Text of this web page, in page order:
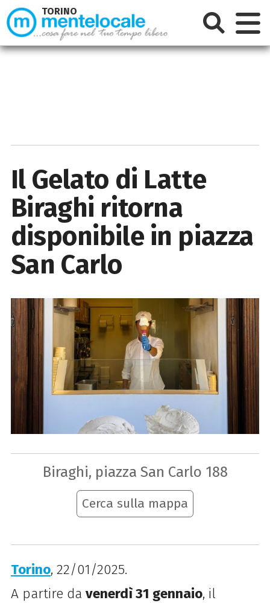
Il Gelato di Latte
Biraghi ritorna
disponibile in piazza
San Carlo
Biraghi, piazza San Carlo 188
Cerca sulla mappa
Torino, 22/01/2025.
A partire da venerdì 31 gennaio, il
TORINO